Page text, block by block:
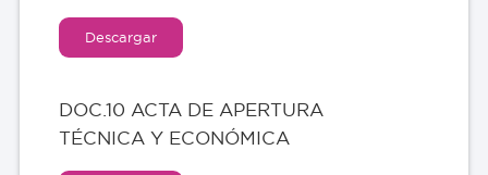
Descargar
DOC.10 ACTA DE APERTURA
TÉCNICA Y ECONÓMICA